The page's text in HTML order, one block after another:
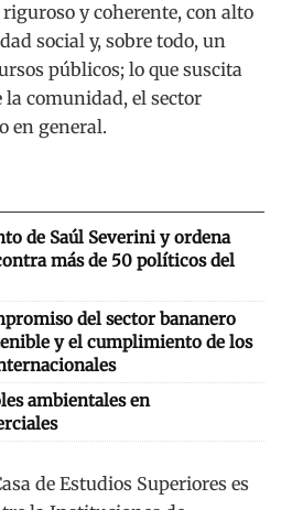
y coherente, con alto
social y, sobre todo, un
públicos; lo que suscita
comunidad, el sector
en general.
de Saúl Severini y ordena
más de 50 políticos del
del sector bananero
y el cumplimiento de los
ambientales en
de Estudios Superiores es